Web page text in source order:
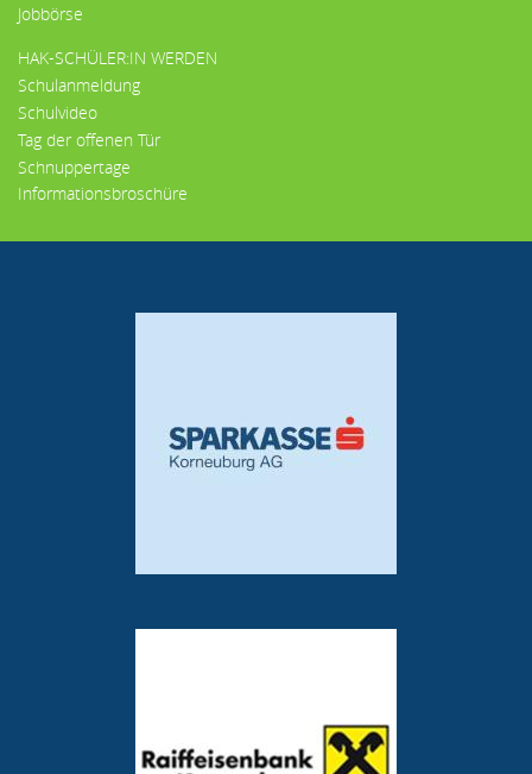
Jobbörse
HAK-SCHÜLER:IN WERDEN
Schulanmeldung
Schulvideo
Tag der offenen Tür
Schnuppertage
Informationsbroschüre